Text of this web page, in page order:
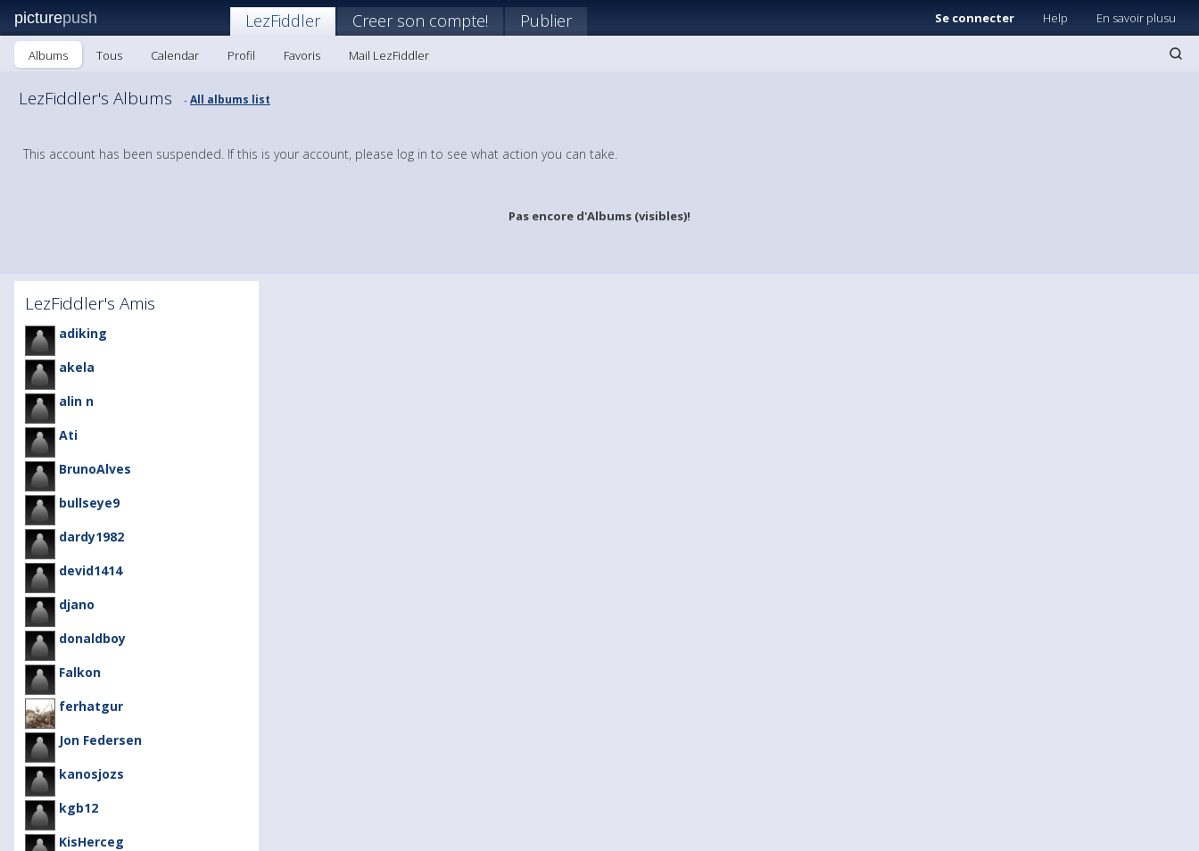
picturepush Se connecter Help En savoir plusu
LezFiddler Creer son compte! Publier
Albums Tous Calendar Profil Favoris Mail LezFiddler
LezFiddler's Albums -All albums list
This account has been suspended. If this is your account, please log in to see what action you can take.
Pas encore d'Albums (visibles)!
LezFiddler's Amis
adiking
akela
alin n
Ati
BrunoAlves
bullseye9
dardy1982
devid1414
djano
donaldboy
Falkon
ferhatgur
Jon Federsen
kanosjozs
kgb12
KisHerceg